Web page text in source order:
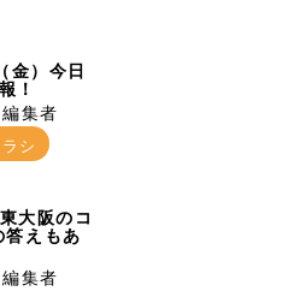
金）今日
！
集者
シ
大阪のコ
えもあ
集者